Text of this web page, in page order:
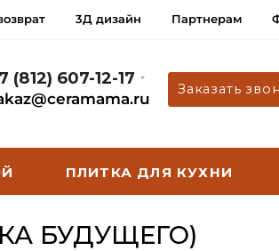
3Д дизайн Партнерам
(812) 607-12-17
Заказать
ПЛИТКА ДЛЯ КУХНИ
БУДУЩЕГО)